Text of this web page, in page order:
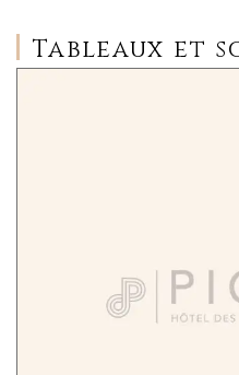
Tableaux et